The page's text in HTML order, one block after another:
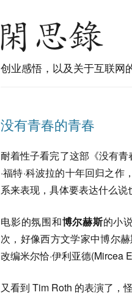
创业感悟，以及关于互联网
没有青春的青春
耐着性子看完了这部《没有
·福特·科波拉的十年回归之
系来表现，具体要表达什么说
电影的氛围和博尔赫斯的小
次，好像西方文学家中博尔
改编米尔恰·伊利亚德(Mircea
又看到 Tim Roth 的表演了，